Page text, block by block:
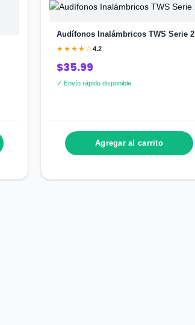
Audífonos Inalámbricos TWS Serie 2
★★★★☆4.2
$35.99
✓ Envío rápido disponible
Agregar al carrito